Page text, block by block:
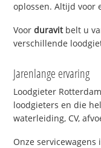
oplossen. Altijd voor
Voorduravitbelt u
verschillende
Jarenlange ervaring
Loodgieter
loodgieters en die
waterleiding, CV,
Onze